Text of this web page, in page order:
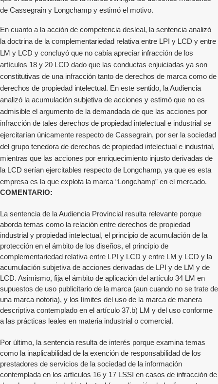
de Cassegrain y Longchamp y estimó el motivo.
En cuanto a la acción de competencia desleal, la sentencia analizó
la doctrina de la complementariedad relativa entre LPI y LCD y entre
LM y LCD y concluyó que no cabía apreciar infracción de los
artículos 18 y 20 LCD dado que las conductas enjuiciadas ya son
constitutivas de una infracción tanto de derechos de marca como de
derechos de propiedad intelectual. En este sentido, la Audiencia
analizó la acumulación subjetiva de acciones y estimó que no es
admisible el argumento de la demandada de que las acciones por
infracción de tales derechos de propiedad intelectual e industrial se
ejercitarían únicamente respecto de Cassegrain, por ser la sociedad
del grupo tenedora de derechos de propiedad intelectual e industrial,
mientras que las acciones por enriquecimiento injusto derivadas de
la LCD serían ejercitables respecto de Longchamp, ya que es esta
empresa es la que explota la marca “Longchamp” en el mercado.
COMENTARIO:
La sentencia de la Audiencia Provincial resulta relevante porque
aborda temas como la relación entre derechos de propiedad
industrial y propiedad intelectual, el principio de acumulación de la
protección en el ámbito de los diseños, el principio de
complementariedad relativa entre LPI y LCD y entre LM y LCD y la
acumulación subjetiva de acciones derivadas de LPI y de LM y de
LCD. Asimismo, fija el ámbito de aplicación del artículo 34 LM en
supuestos de uso publicitario de la marca (aun cuando no se trate de
una marca notoria), y los límites del uso de la marca de manera
descriptiva contemplado en el artículo 37.b) LM y del uso conforme
a las prácticas leales en materia industrial o comercial.
Por último, la sentencia resulta de interés porque examina temas
como la inaplicabilidad de la exención de responsabilidad de los
prestadores de servicios de la sociedad de la información
contemplada en los artículos 16 y 17 LSSI en casos de infracción de